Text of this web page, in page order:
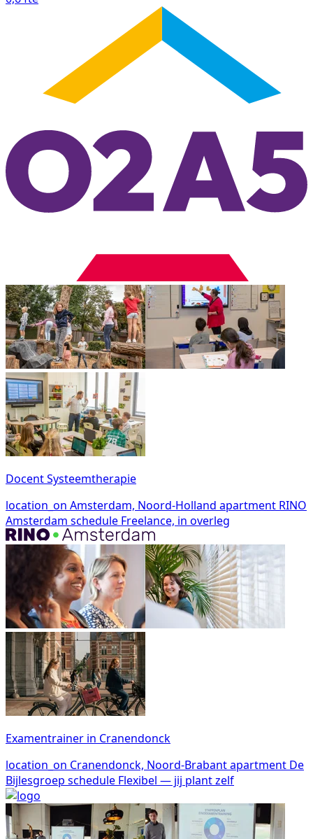
Docent Systeemtherapie
location_on Amsterdam, Noord-Holland apartment RINO
Amsterdam schedule Freelance, in overleg
Examentrainer in Cranendonck
location_on Cranendonck, Noord-Brabantapartment De
Bijlesgroep schedule Flexibel — jij plant zelf